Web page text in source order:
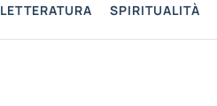
LETTERATURA SPIRITUALITÀ